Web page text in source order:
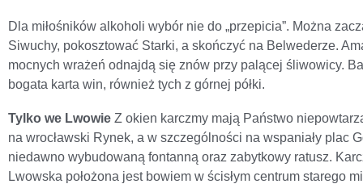
Dla miłośników alkoholi wybór nie do „przepicia”. Można
Siwuchy, pokosztować Starki, a skończyć na Bel­wederze.
moc­nych wrażeń odnajdą się znów przy palącej śliwo­wicy.
bogata kar­ta win, również tych z górnej półki.
Tylko we Lwowie Z okien karczmy mają Państwo
na wrocławski Ry­nek, a w szczególności na wspaniały plac
niedawno wybudowaną fontanną oraz zabytkowy ratusz.
Lwowska położona jest bowiem w ści­słym centrum starego